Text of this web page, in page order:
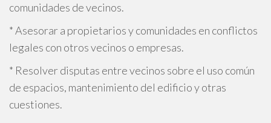
comunidades de vecinos.
* Asesorar a propietarios y comunidades en conflictos
legales con otros vecinos o empresas.
* Resolver disputas entre vecinos sobre el uso común
de espacios, mantenimiento del edificio y otras
cuestiones.